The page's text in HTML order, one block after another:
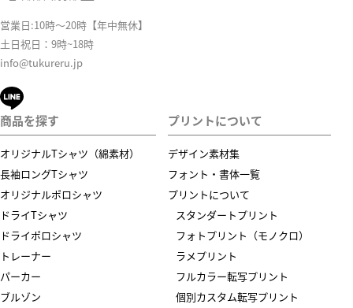
営業日:10時～20時【年中無休】
土日祝日：9時~18時
info@tukureru.jp
商品を探す
オリジナルTシャツ（綿素材）
長袖ロングTシャツ
オリジナルポロシャツ
ドライTシャツ
ドライポロシャツ
トレーナー
パーカー
ブルゾン
プリントについて
デザイン素材集
フォント・書体一覧
プリントについて
スタンダートプリント
フォトプリント（モノクロ）
ラメプリント
フルカラー転写プリント
個別カスタム転写プリント